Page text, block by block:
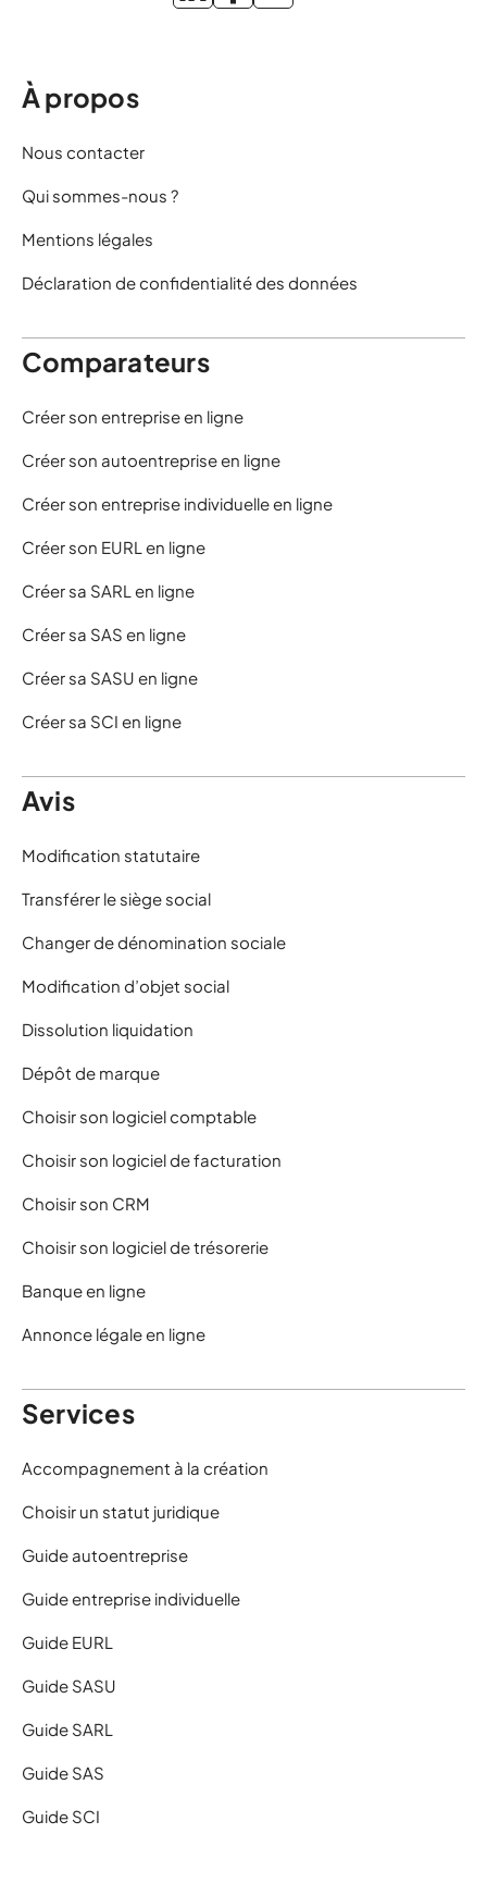
À propos
Nous contacter
Qui sommes-nous ?
Mentions légales
Déclaration de confidentialité des données
Comparateurs
Créer son entreprise en ligne
Créer son autoentreprise en ligne
Créer son entreprise individuelle en ligne
Créer son EURL en ligne
Créer sa SARL en ligne
Créer sa SAS en ligne
Créer sa SASU en ligne
Créer sa SCI en ligne
Avis
Modification statutaire
Transférer le siège social
Changer de dénomination sociale
Modification d’objet social
Dissolution liquidation
Dépôt de marque
Choisir son logiciel comptable
Choisir son logiciel de facturation
Choisir son CRM
Choisir son logiciel de trésorerie
Banque en ligne
Annonce légale en ligne
Services
Accompagnement à la création
Choisir un statut juridique
Guide autoentreprise
Guide entreprise individuelle
Guide EURL
Guide SASU
Guide SARL
Guide SAS
Guide SCI